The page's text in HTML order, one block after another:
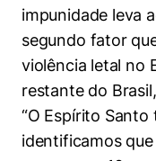
impunidade leva
segundo fator
violência letal no
restante do
“O Espírito
identificamos